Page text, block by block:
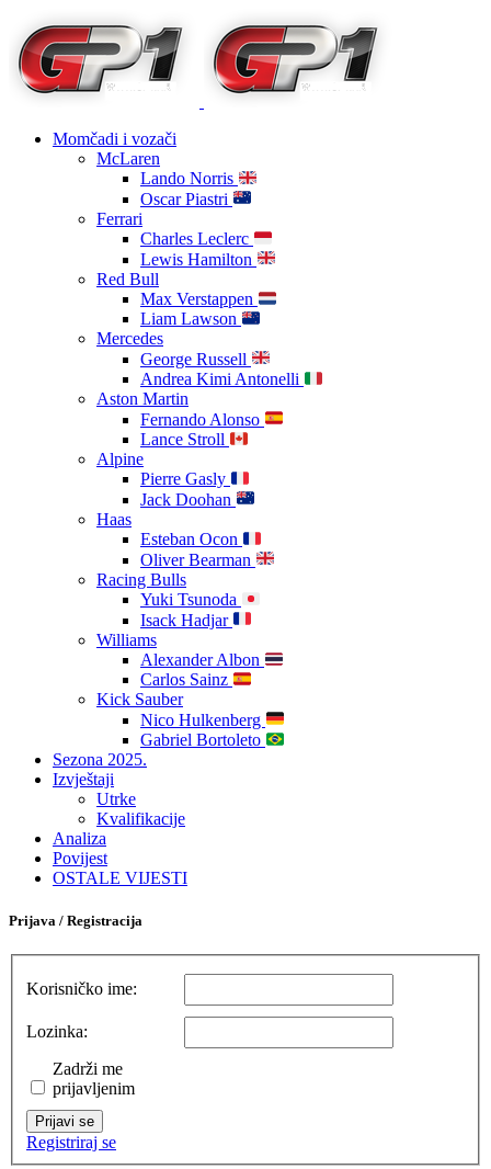
Momčadi i vozači
McLaren
Lando Norris
Oscar Piastri
Ferrari
Charles Leclerc
Lewis Hamilton
Red Bull
Max Verstappen
Liam Lawson
Mercedes
George Russell
Andrea Kimi Antonelli
Aston Martin
Fernando Alonso
Lance Stroll
Alpine
Pierre Gasly
Jack Doohan
Haas
Esteban Ocon
Oliver Bearman
Racing Bulls
Yuki Tsunoda
Isack Hadjar
Williams
Alexander Albon
Carlos Sainz
Kick Sauber
Nico Hulkenberg
Gabriel Bortoleto
Sezona 2025.
Izvještaji
Utrke
Kvalifikacije
Analiza
Povijest
OSTALE VIJESTI
Prijava / Registracija
Korisničko ime:
Lozinka:
Zadrži me
prijavljenim
Prijavi se
Registriraj se